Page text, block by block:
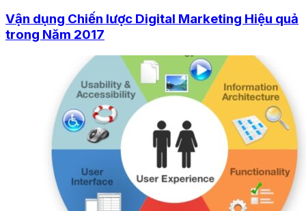
Vận dụng Chiến lược Digital Marketing Hiệu quả
trong Năm 2017